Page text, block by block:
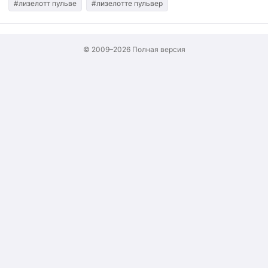
#лизелотт пульве #лизелотте пульвер
© 2009–2026 Полная версия